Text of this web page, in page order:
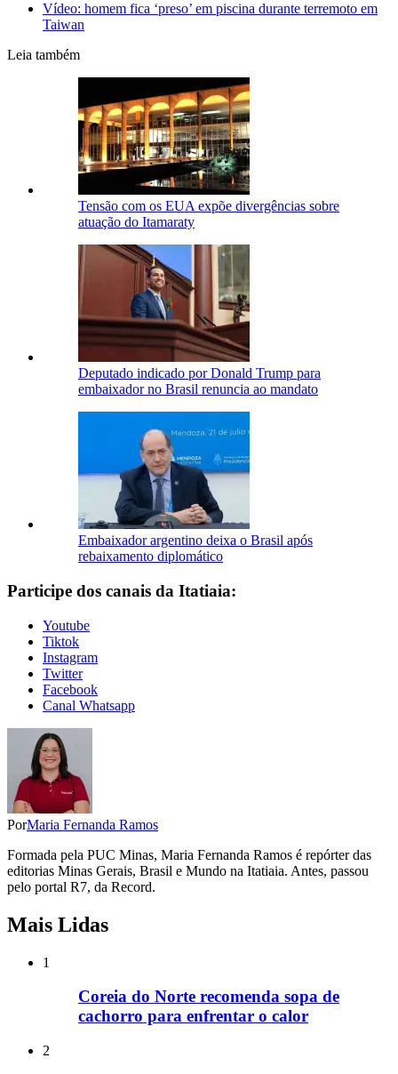
Vídeo: homem fica ‘preso’ em piscina durante terremoto em
Taiwan
Leia também
Tensão com os EUA expõe divergências sobre
atuação do Itamaraty
Deputado indicado por Donald Trump para
embaixador no Brasil renuncia ao mandato
Embaixador argentino deixa o Brasil após
rebaixamento diplomático
Participe dos canais da Itatiaia:
Youtube
Tiktok
Instagram
Twitter
Facebook
Canal Whatsapp
PorMaria Fernanda Ramos
Formada pela PUC Minas, Maria Fernanda Ramos é repórter das
editorias Minas Gerais, Brasil e Mundo na Itatiaia. Antes, passou
pelo portal R7, da Record.
Mais Lidas
1
Coreia do Norte recomenda sopa de
cachorro para enfrentar o calor
2